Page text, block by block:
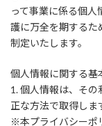
って事業に係る個
護に万全を期するた
制定いたします。
個人情報に関する基
1. 個人情報は、そ
正な方法で取得しま
※本プライバシーポ